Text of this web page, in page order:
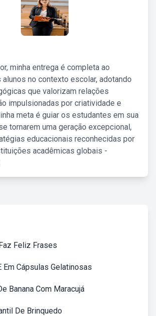
minha entrega é completa ao
no contexto escolar, adotando
que valorizam relações
impulsionadas por criatividade e
meta é guiar os estudantes em sua
tornarem uma geração excepcional,
educacionais reconhecidas por
acadêmicas globais -
Feliz Frases
Em Cápsulas Gelatinosas
Banana Com Maracujá
De Brinquedo